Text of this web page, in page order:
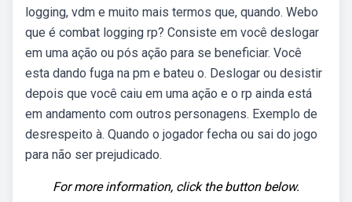
logging, vdm e muito mais termos que, quando. Webo
que é combat logging rp? Consiste em você deslogar
em uma ação ou pós ação para se beneficiar. Você
esta dando fuga na pm e bateu o. Deslogar ou desistir
depois que você caiu em uma ação e o rp ainda está
em andamento com outros personagens. Exemplo de
desrespeito à. Quando o jogador fecha ou sai do jogo
para não ser prejudicado.
For more information, click the button below.